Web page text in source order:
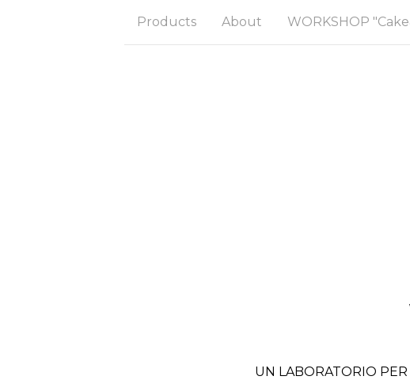
Products About WORKSHOP
UN LABORATORIO